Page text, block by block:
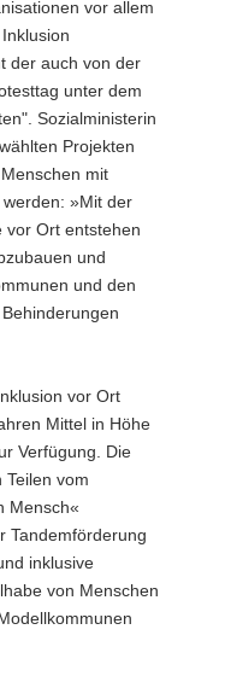
vor allem
der auch von der
unter dem
Sozialministerin
Projekten
mit
»Mit der
vor Ort entstehen
und
und den
vor Ort
Mittel in Höhe
Verfügung. Die
Teilen vom
Mensch«
Tandemförderung
inklusive
von Menschen